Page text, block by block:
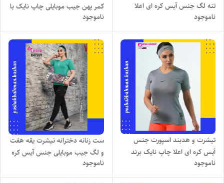
تنه لگ جنس آیس کره ای اعلا
چاپ نایک بسیار نرم و لطیف با
کشسانی و تنخور عالی
ناموجود
کمر پهن جیب موبایلی چاپ نایک با
تنخور بسیار شیک نرم و منعطف
ناموجود
تیشرت و هدبند اسپورت جنس
آیس کره ای اعلا چاپ نایک برند
IPAK با رنگ بندی و تنخور بسیار
شیک
ناموجود
ست زنانه دخترانه تیشرت یقه هفت
و لگ جیب موبایلی جنس آیس کره
ای اعلا چاپ نایک بسیار نرم و
لطیف
ناموجود